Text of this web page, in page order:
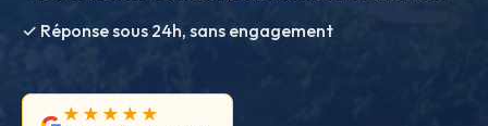
✓ Réponse sous 24h, sans engagement
★★★★★